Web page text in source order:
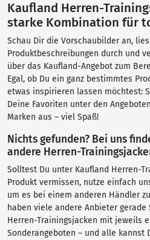
Kaufland Herren-
starke Kombination für
Schau Dir die Vorschaubilder an,
Produktbeschreibungen durch und
über das Kaufland-Angebot zum
Egal, ob Du ein ganz bestimmtes
etwas inspirieren lassen möchtest:
Deine Favoriten unter den
Marken aus – viel Spaß!
Nichts gefunden? Bei uns
andere Herren-
Solltest Du unter Kaufland Herren-
Produkt vermissen, nutze einfach
um es bei einem anderen Händler
haben viele andere Anbieter gerade
Herren-Trainingsjacken mit jeweils
Sonderangeboten – und alle kannst